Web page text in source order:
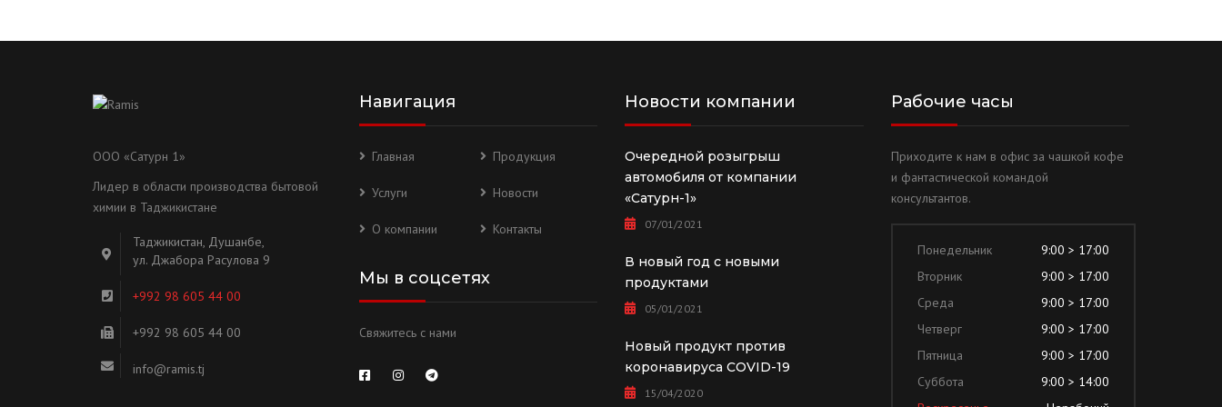
ООО «Сатурн 1»
Лидер в области производства бытовой
химии в Таджикистане
Таджикистан, Душанбе,
ул. Джабора Расулова 9
+992 98 605 44 00
+992 98 605 44 00
info@ramis.tj
Навигация
Главная Продукция
Услуги Новости
О компании Контакты
Мы в соцсетях
Свяжитесь с нами
Новости компании
Очередной розыгрыш
автомобиля от компании
«Сатурн-1»
07/01/2021
В новый год с новыми
продуктами
05/01/2021
Новый продукт против
коронавируса COVID-19
15/04/2020
Рабочие часы
Приходите к нам в офис за чашкой кофе
и фантастической командой
консультантов.
Понедельник
9:00 > 17:00
Вторник
9:00 > 17:00
Среда
9:00 > 17:00
Четверг
9:00 > 17:00
Пятница
9:00 > 17:00
Суббота
9:00 > 14:00